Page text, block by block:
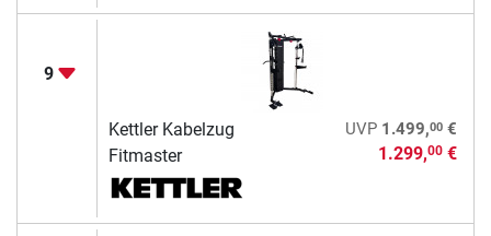
9
Kettler Kabelzug
Fitmaster
UVP 1.499,00€
1.299,00€